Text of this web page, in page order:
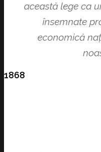
această lege ca
însemnate
economică
1868